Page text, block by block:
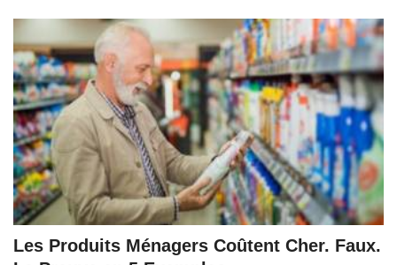
Les Produits Ménagers Coûtent Cher. Faux.